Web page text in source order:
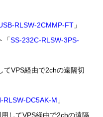
RLSW-2CMMP-FT」
「 SS-232C-RLSW-3PS-
てVPS経由で2chの遠隔切
RLSW-DC5AK-M 」
してVPS経由で2chの遠隔